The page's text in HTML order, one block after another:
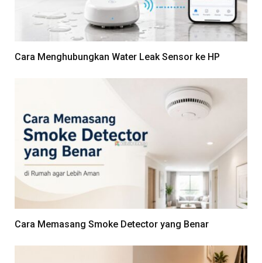
Cara Menghubungkan Water Leak Sensor ke HP
Cara Memasang Smoke Detector yang Benar